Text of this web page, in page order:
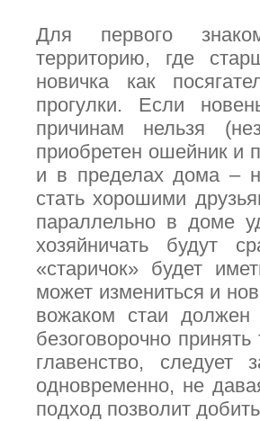
Для первого
территорию, где
новичка как
прогулки. Если
причинам нельзя
приобретен ошейник и
и в пределах дома –
стать хорошими
параллельно в доме
хозяйничать будут
«старичок» будет
может измениться и
вожаком стаи должен
безоговорочно
главенство, следует
одновременно, не
подход позволит